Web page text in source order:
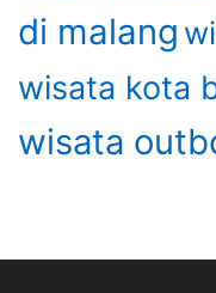
di malang
wisata kota
wisata